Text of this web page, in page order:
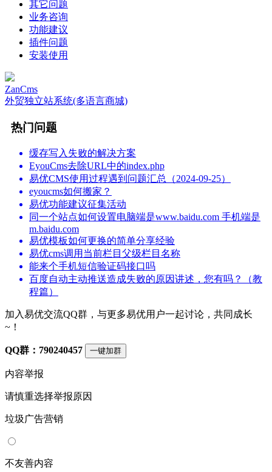
其它问题
业务咨询
功能建议
插件问题
安装使用
ZanCms
外贸独立站系统(多语言商城)
热门问题
缓存写入失败的解决方案
EyouCms去除URL中的index.php
易优CMS使用过程遇到问题汇总（2024-09-25）
eyoucms如何搬家？
易优功能建议征集活动
同一个站点如何设置电脑端是www.baidu.com 手机端是
m.baidu.com
易优模板如何更换的简单分享经验
易优cms调用当前栏目父级栏目名称
能来个手机短信验证码接口吗
百度自动主动推送造成失败的原因讲述，您有吗？（教
程篇）
加入易优交流QQ群，与更多易优用户一起讨论，共同成长
~！
QQ群：790240457 一键加群
内容举报
请慎重选择举报原因
垃圾广告营销
不友善内容